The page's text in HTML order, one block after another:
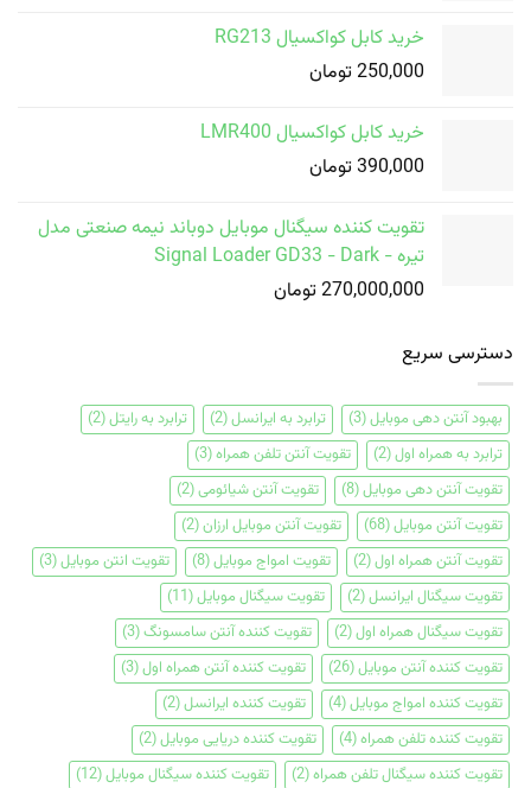
خرید کابل کواکسیال RG213
250,000 تومان
خرید کابل کواکسیال LMR400
390,000 تومان
تقویت کننده سیگنال موبایل دوباند نیمه صنعتی مدل
تیره - Signal Loader GD33 - Dark
270,000,000 تومان
دسترسی سریع
بهبود آنتن دهی موبایل(3) ترابرد به ایرانسل(2) ترابرد به رایتل(2)
ترابرد به همراه اول(2) تقویت آنتن تلفن همراه(3)
تقویت آنتن دهی موبایل(8) تقویت آنتن شیائومی(2)
تقویت آنتن موبایل(68) تقویت آنتن موبایل ارزان(2)
تقویت آنتن همراه اول(2) تقویت امواج موبایل(8) تقویت انتن موبایل(3)
تقویت سیگنال ایرانسل(2) تقویت سیگنال موبایل(11)
تقویت سیگنال همراه اول(2) تقویت کننده آنتن سامسونگ(3)
تقویت کننده آنتن موبایل(26) تقویت کننده آنتن همراه اول(3)
تقویت کننده امواج موبایل(4) تقویت کننده ایرانسل(2)
تقویت کننده تلفن همراه(4) تقویت کننده دریایی موبایل(2)
تقویت کننده سیگنال تلفن همراه(2) تقویت کننده سیگنال موبایل(12)